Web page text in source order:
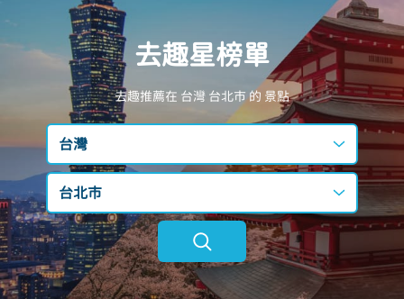
去趣星榜單
去趣推薦在 台灣 台北市的 景點
台灣
台灣
日本
韓國
台北市
不限區域
台北市